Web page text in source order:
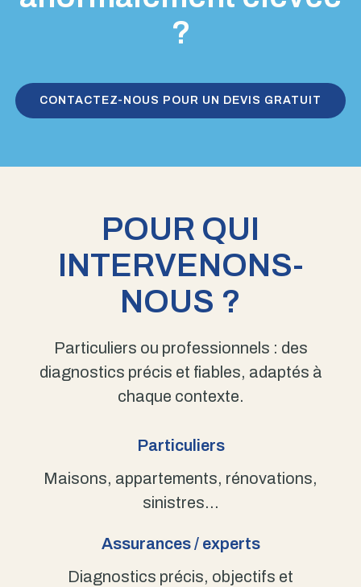
?
CONTACTEZ-NOUS POUR UN DEVIS GRATUIT
POUR QUI
INTERVENONS-
NOUS ?
Particuliers ou professionnels : des
diagnostics précis et fiables, adaptés à
chaque contexte.
Particuliers
Maisons, appartements, rénovations,
sinistres…
Assurances / experts
Diagnostics précis, objectifs et